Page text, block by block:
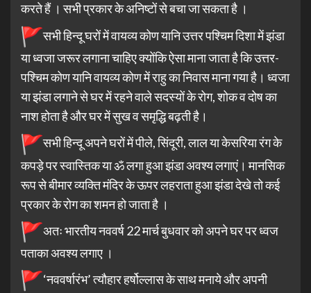
करते हैं । सभी प्रकार के अनिष्टों से बचा जा सकता है ।
सभी हिन्दू घरों में वायव्य कोण यानि उत्तर पश्चिम दिशा में झंडा
या ध्वजा जरूर लगाना चाहिए क्योंकि ऐसा माना जाता है कि उत्तर-
पश्चिम कोण यानि वायव्य कोण में राहु का निवास माना गया है। ध्वजा
या झंडा लगाने से घर में रहने वाले सदस्यों के रोग, शोक व दोष का
नाश होता है और घर में सुख व समृद्धि बढ़ती है।
सभी हिन्दू अपने घरों में पीले, सिंदूरी, लाल या केसरिया रंग के
कपड़े पर स्वास्तिक या ॐ लगा हुआ झंडा अवश्य लगाएं। मानसिक
रूप से बीमार व्यक्ति मंदिर के ऊपर लहराता हुआ झंडा देखे तो कई
प्रकार के रोग का शमन हो जाता है ।
अतः भारतीय नववर्ष 22 मार्च बुधवार को अपने घर पर ध्वज
पताका अवश्य लगाए ।
‘नववर्षारंभ’ त्यौहार हर्षोल्लास के साथ मनाये और अपनी